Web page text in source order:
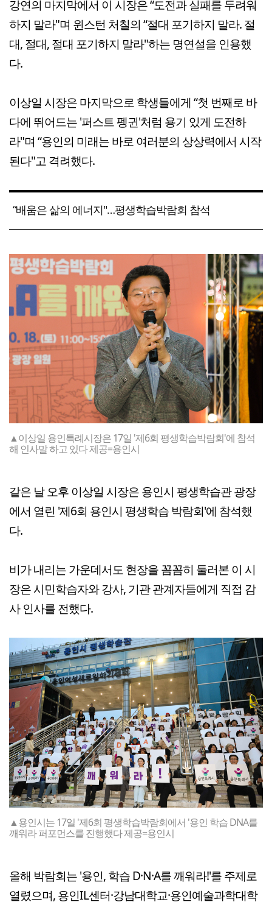
강연의 마지막에서 이 시장은 “도전과 실패를 두려워
하지 말라"며 윈스턴 처칠의 “절대 포기하지 말라. 절
대, 절대, 절대 포기하지 말라"하는 명연설을 인용했
다.
이상일 시장은 마지막으로 학생들에게 “첫 번째로 바
다에 뛰어드는 '퍼스트 펭귄'처럼 용기 있게 도전하
라"며 “용인의 미래는 바로 여러분의 상상력에서 시작
된다"고 격려했다.
“배움은 삶의 에너지"…평생학습박람회 참석
▲이상일 용인특례시장은 17일 '제6회 평생학습박람회'에 참석
해 인사말 하고 있다 제공=용인시
같은 날 오후 이상일 시장은 용인시 평생학습관 광장
에서 열린 '제6회 용인시 평생학습 박람회'에 참석했
다.
비가 내리는 가운데서도 현장을 꼼꼼히 둘러본 이 시
장은 시민학습자와 강사, 기관 관계자들에게 직접 감
사 인사를 전했다.
▲용인시는 17일 '제6회 평생학습박람회에서 '용인 학습 DNA를
깨워라 퍼포먼스를 진행했다 제공=용인시
올해 박람회는 '용인, 학습 D·N·A를 깨워라!'를 주제로
열렸으며, 용인IL센터·강남대학교·용인예술과학대학